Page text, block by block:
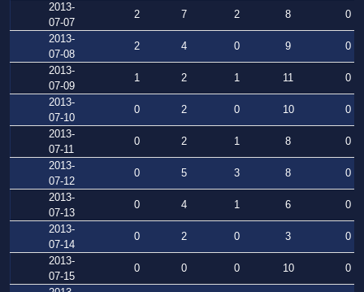
2013-
07-07
2 7 2 8
0
2013-
07-08
2 4 0 9
0
2013-
07-09
1 2 1 11
0
2013-
07-10
0 2 0 10
0
2013-
07-11
0 2 1 8
0
2013-
07-12
0 5 3 8
0
2013-
07-13
0 4 1 6
0
2013-
07-14
0 2 0 3
0
2013-
07-15
0 0 0 10
0